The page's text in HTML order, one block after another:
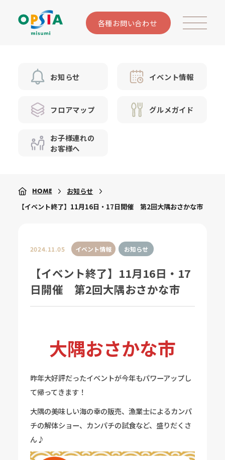
各種お問い合わせ
お知らせ イベント情報
フロアマップ グルメガイド
お子様連れの
お客様へ
HOME
お知らせ
【イベント終了】11月16日・17日開催 第2回大隅おさかな市
2024.11.05 イベント情報 お知らせ
【イベント終了】11月16日・17
日開催 第2回大隅おさかな市
大隅おさかな市
昨年大好評だったイベントが今年もパワーアップし
て帰ってきます！
大隅の美味しい海の幸の販売、漁業士によるカンパ
チの解体ショー、カンパチの試食など、盛りだくさ
ん♪